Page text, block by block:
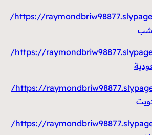
https://raymondbriw98877.slypage.com/23328564/
https://raymondbriw98877.slypage.com/23328557/
https://raymondbriw98877.slypage.com/23328536/
https://raymondbriw98877.slypage.com/23328538/